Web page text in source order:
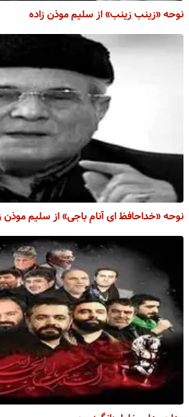
نوحه «زینب زینب» از سلیم موذن زاده
نوحه «خداحافظ ای آنام باجی» از سلیم موذن